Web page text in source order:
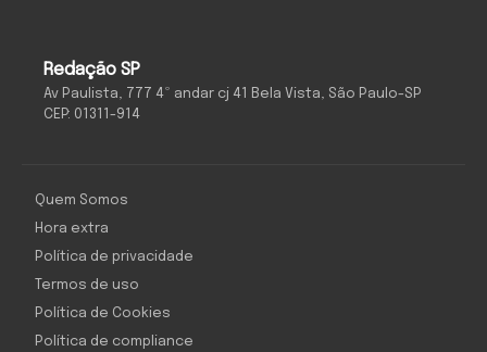
Redação SP
Av Paulista, 777 4º andar cj 41 Bela Vista, São Paulo-SP
CEP: 01311-914
Quem Somos
Hora extra
Política de privacidade
Termos de uso
Política de Cookies
Política de compliance